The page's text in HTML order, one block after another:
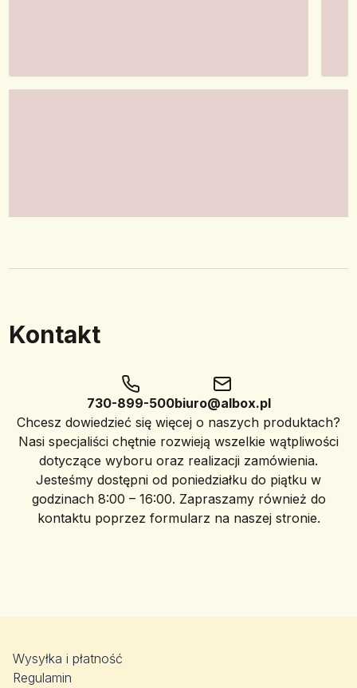
Kontakt
730-899-500biuro@albox.pl
Chcesz dowiedzieć się więcej o naszych produktach?
Nasi specjaliści chętnie rozwieją wszelkie wątpliwości
dotyczące wyboru oraz realizacji zamówienia.
Jesteśmy dostępni od poniedziałku do piątku w
godzinach 8:00 – 16:00. Zapraszamy również do
kontaktu poprzez formularz na naszej stronie.
Wysyłka i płatność
Regulamin